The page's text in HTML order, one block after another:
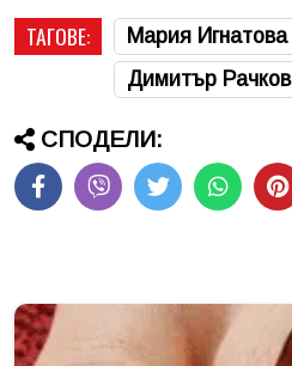
ТАГОВЕ: Мария Игнатова
Димитър Рачков
СПОДЕЛИ: